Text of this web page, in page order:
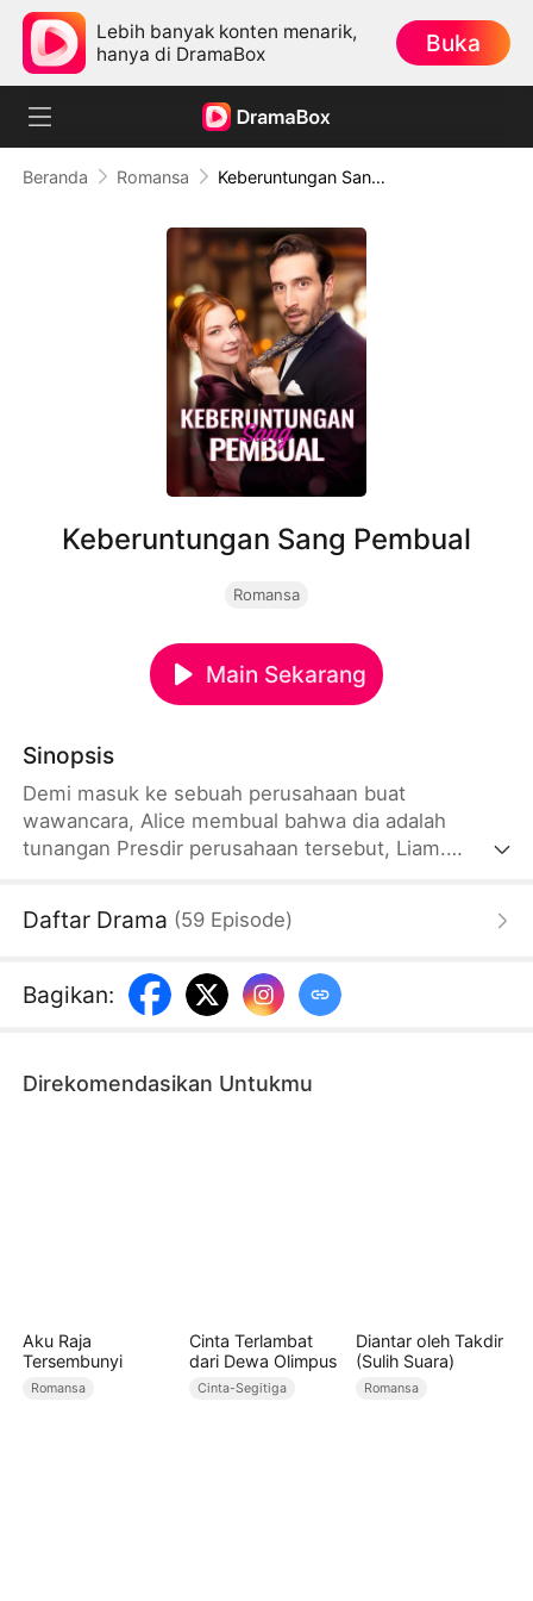
Lebih banyak konten menarik,
hanya di DramaBox
Buka
Beranda Romansa Keberuntungan Sang Pembual
Keberuntungan Sang Pembual
Romansa
Main Sekarang
Sinopsis
Demi masuk ke sebuah perusahaan buat
wawancara, Alice membual bahwa dia adalah
tunangan Presdir perusahaan tersebut, Liam.
Alice dan merekrutnya bukan hanya sebagai
dinikahinya.
Daftar Drama (59 Episode)
Bagikan:
Direkomendasikan Untukmu
Aku Raja
Tersembunyi
Romansa
Cinta Terlambat
dari Dewa Olimpus
Cinta-Segitiga
Diantar oleh Takdir
(Sulih Suara)
Romansa